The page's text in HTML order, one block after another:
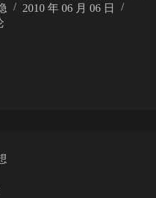
2010 年 06 月 06 日